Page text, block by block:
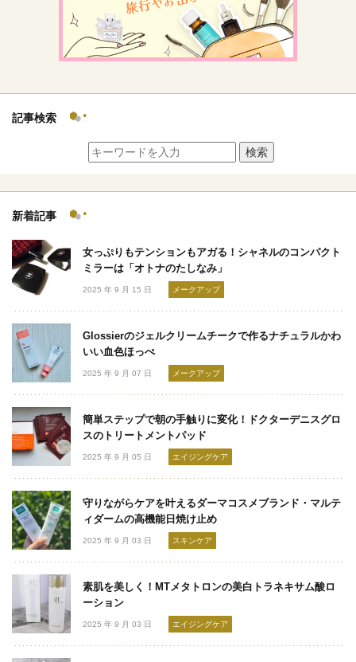
記事検索
検索
新着記事
女っぷりもテンションもアガる！シャネルのコンパクト
ミラーは「オトナのたしなみ」
2025 年 9 月 15 日 メークアップ
Glossierのジェルクリームチークで作るナチュラルかわ
いい血色ほっぺ
2025 年 9 月 07 日 メークアップ
簡単ステップで朝の手触りに変化！ドクターデニスグロ
スのトリートメントパッド
2025 年 9 月 05 日 エイジングケア
守りながらケアを叶えるダーマコスメブランド・マルテ
ィダームの高機能日焼け止め
2025 年 9 月 03 日 スキンケア
素肌を美しく！MTメタトロンの美白トラネキサム酸ロ
ーション
2025 年 9 月 03 日 エイジングケア